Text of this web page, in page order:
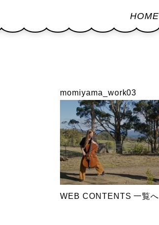
HOME
momiyama_work03
WEB CONTENTS 一覧へ